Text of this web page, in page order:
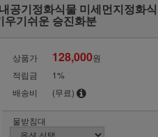
공기정화식물 미세먼지정화식
우기쉬운 승진화분
상품가 128,000원
적립금
1%
배송비
(무료)
물받침대